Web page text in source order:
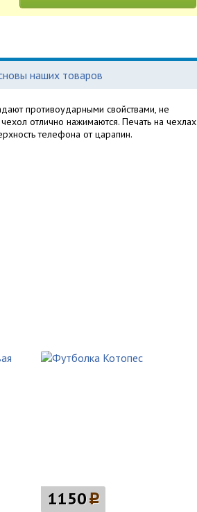
наших товаров
противоударными свойствами, не
отлично нажимаются. Печать на чехлах
телефона от царапин.
1150p